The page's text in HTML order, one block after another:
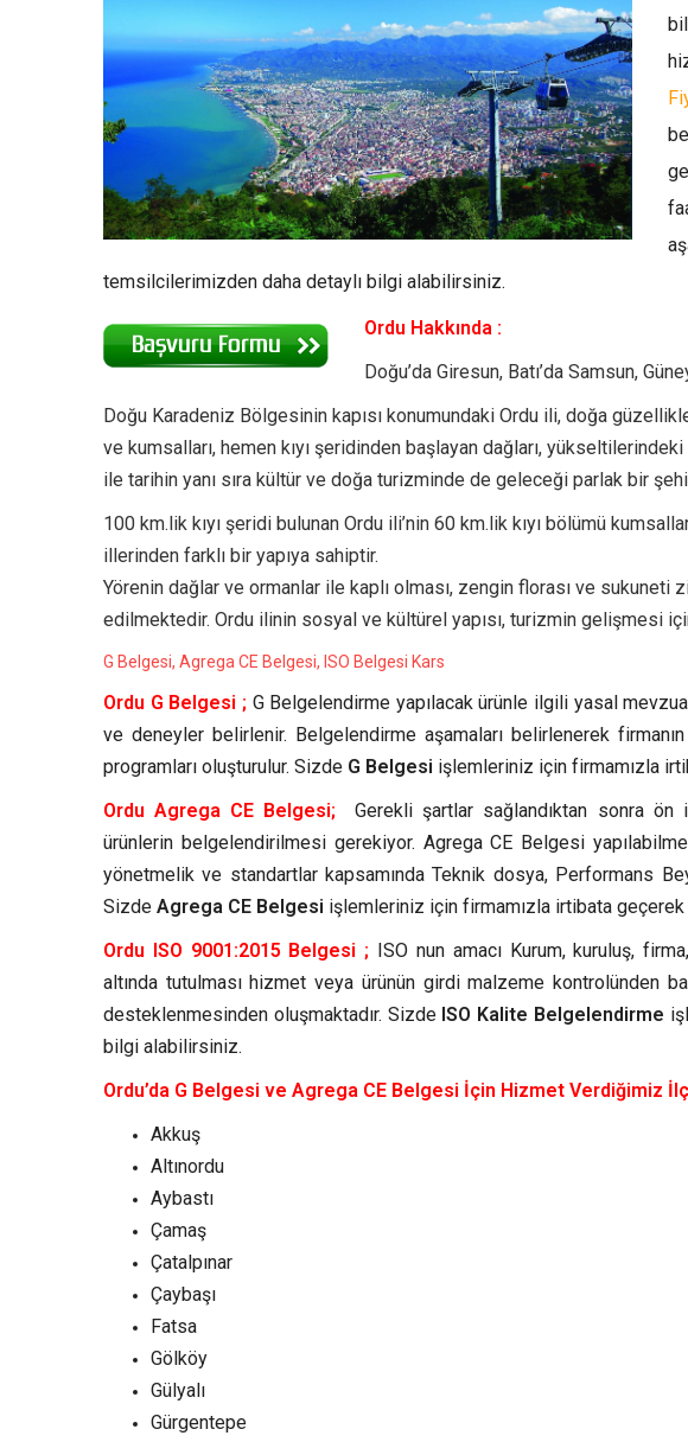
temsilcilerimizden daha detaylı bilgi alabilirsiniz.
Ordu Hakkında :
Doğu’da Giresun, Batı’da Samsun,
Doğu Karadeniz Bölgesinin kapısı konumundaki Ordu ili, doğa
ve kumsalları, hemen kıyı şeridinden başlayan dağları,
ile tarihin yanı sıra kültür ve doğa turizminde de geleceği parlak bir
100 km.lik kıyı şeridi bulunan Ordu ili’nin 60 km.lik kıyı bölümü
illerinden farklı bir yapıya sahiptir.
Yörenin dağlar ve ormanlar ile kaplı olması, zengin florası ve
edilmektedir. Ordu ilinin sosyal ve kültürel yapısı, turizmin gelişmesi
G Belgesi, Agrega CE Belgesi, ISO Belgesi Kars
Ordu G Belgesi ; G Belgelendirme yapılacak ürünle ilgili yasal
ve deneyler belirlenir. Belgelendirme aşamaları belirlenerek
programları oluşturulur. Sizde G Belgesi işlemleriniz için firmamızla
Ordu Agrega CE Belgesi;
Gerekli şartlar sağlandıktan sonra
ürünlerin belgelendirilmesi gerekiyor. Agrega CE Belgesi
yönetmelik ve standartlar kapsamında Teknik dosya, Performans
Sizde Agrega CE Belgesi işlemleriniz için firmamızla irtibata
Ordu ISO 9001:2015 Belgesi ; ISO nun amacı Kurum, kuruluş,
altında tutulması hizmet veya ürünün girdi malzeme kontrolünden
desteklenmesinden oluşmaktadır. Sizde ISO Kalite Belgelendirme
bilgi alabilirsiniz.
Ordu’da G Belgesi ve Agrega CE Belgesi İçin Hizmet Verdiğimiz
Akkuş
Altınordu
Aybastı
Çamaş
Çatalpınar
Çaybaşı
Fatsa
Gölköy
Gülyalı
Gürgentepe